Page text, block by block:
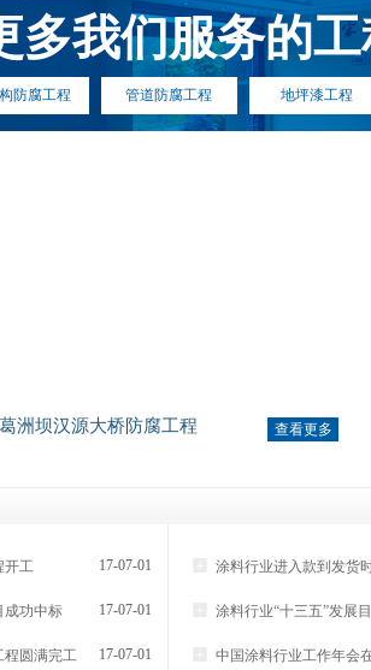
多我们服务的工
防腐工程 管道防腐工程 地坪漆工程
葛洲坝汉源大桥防腐工程 查看更多
开工 17-07-01
成功中标 17-07-01
程圆满完工 17-07-01
涂料行业进入款到发货
涂料行业“十三五”发展
中国涂料行业工作年会